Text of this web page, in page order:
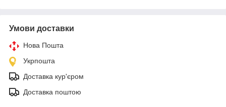
Умови доставки
Нова Пошта
Укрпошта
Доставка кур'єром
Доставка поштою